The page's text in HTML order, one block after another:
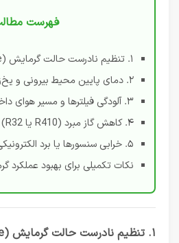
فهرست
۱. تنظیم نادرست حالت گرمایش (Heat Mode)
۲. دمای پایین محیط بیرونی و یخ‌زدگی کندانسور
۳. آلودگی فیلترها و مسیر هوای داخلی
۴. کاهش گاز مبرد (R410 یا R32)
۵. خرابی سنسورها یا برد الکترونیکی
نکات تکمیلی برای بهبود عملکرد
۱. تنظیم نادرست حالت گرمایش (Heat Mode)